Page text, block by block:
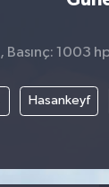
Basınç: 1003
Hasankeyf